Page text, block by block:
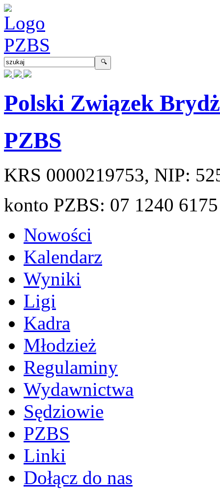
Polski Związek
PZBS
KRS 0000219753, NIP:
konto PZBS: 07 1240
Nowości
Kalendarz
Wyniki
Ligi
Kadra
Młodzież
Regulaminy
Wydawnictwa
Sędziowie
PZBS
Linki
Dołącz do nas